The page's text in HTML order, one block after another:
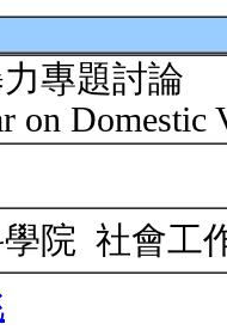
專題討論
on Domestic
學院 社會工